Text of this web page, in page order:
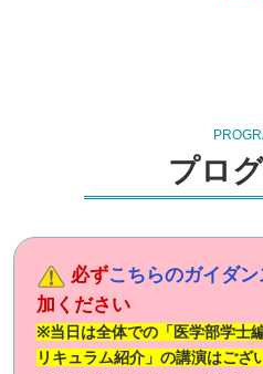
プロ
必ずこちらのガイダン
加ください
※当日は全体での「医学部学士
リキュラム紹介」の講演はござ